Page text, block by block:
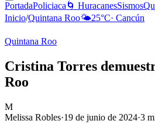
PortadaPoliciaca 🌀 HuracanesSismos
Inicio/Quintana Roo🌤️25°C· Cancún
Quintana Roo
Cristina Torres
Roo
M
Melissa Robles·19 de junio de 2024·3